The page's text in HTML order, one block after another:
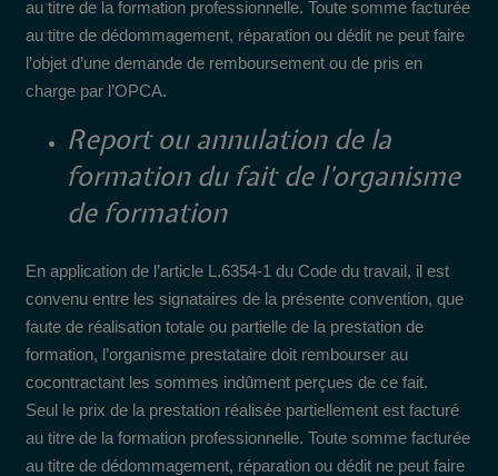
au titre de la formation professionnelle. Toute somme facturée
au titre de dédommagement, réparation ou dédit ne peut faire
l’objet d’une demande de remboursement ou de pris en
charge par l’OPCA.
Report ou annulation de la
formation du fait de l’organisme
de formation
En application de l’article L.6354-1 du Code du travail, il est
convenu entre les signataires de la présente convention, que
faute de réalisation totale ou partielle de la prestation de
formation, l’organisme prestataire doit rembourser au
cocontractant les sommes indûment perçues de ce fait.
Seul le prix de la prestation réalisée partiellement est facturé
au titre de la formation professionnelle. Toute somme facturée
au titre de dédommagement, réparation ou dédit ne peut faire